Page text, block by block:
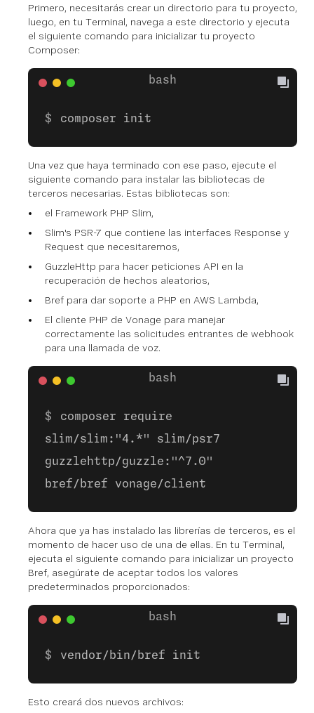
Primero, necesitarás crear un directorio para tu proyecto,
luego, en tu Terminal, navega a este directorio y ejecuta
el siguiente comando para inicializar tu proyecto
Composer:
composer init
Una vez que haya terminado con ese paso, ejecute el
siguiente comando para instalar las bibliotecas de
terceros necesarias. Estas bibliotecas son:
el Framework PHP Slim,
Slim's PSR-7 que contiene las interfaces Response y
Request que necesitaremos,
GuzzleHttp para hacer peticiones API en la
recuperación de hechos aleatorios,
Bref para dar soporte a PHP en AWS Lambda,
El cliente PHP de Vonage para manejar
correctamente las solicitudes entrantes de webhook
para una llamada de voz.
composer require
slim/slim:"4.*" slim/psr7
guzzlehttp/guzzle:"^7.0"
bref/bref vonage/client
Ahora que ya has instalado las librerías de terceros, es el
momento de hacer uso de una de ellas. En tu Terminal,
ejecuta el siguiente comando para inicializar un proyecto
Bref, asegúrate de aceptar todos los valores
predeterminados proporcionados:
vendor/bin/bref init
Esto creará dos nuevos archivos: